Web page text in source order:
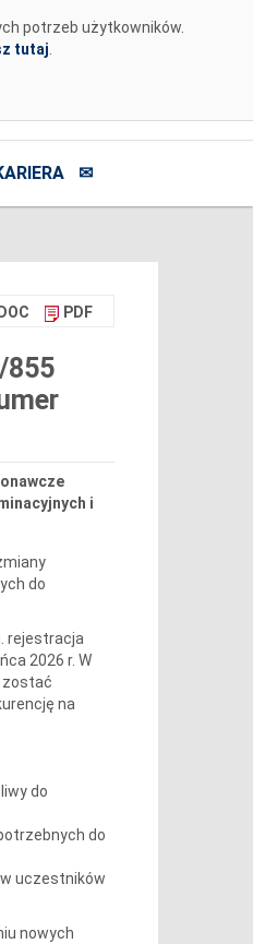
potrzeb użytkowników.
tutaj
✉
DOC PDF
855
i
do
rejestracja
2026 r. W
zostać
na
do
do
uczestników
nowych